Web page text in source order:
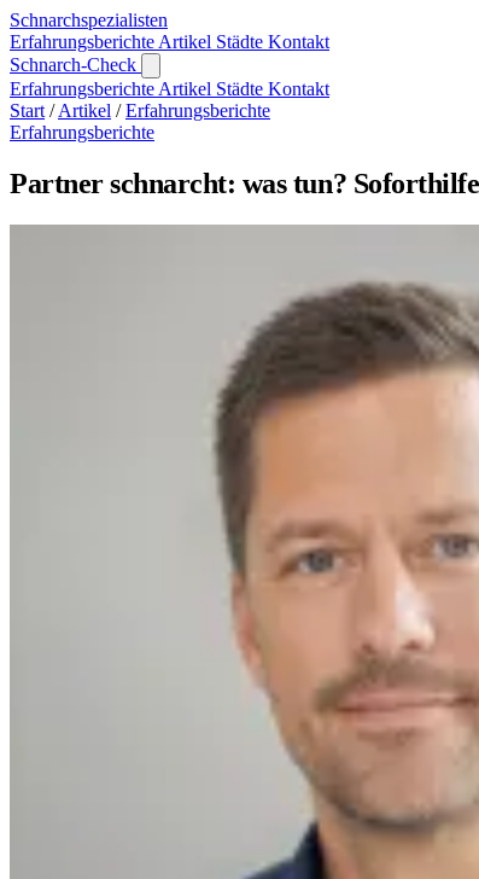
Schnarchspezialisten
Erfahrungsberichte Artikel Städte Kontakt
Schnarch-Check
Erfahrungsberichte Artikel Städte Kontakt
Start / Artikel / Erfahrungsberichte
Erfahrungsberichte
Partner schnarcht: was tun?